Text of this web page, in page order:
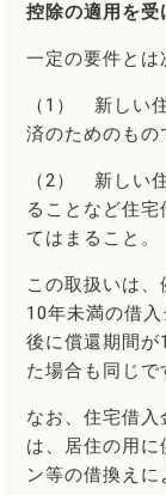
控除の適用を
一定の要件とは
（1） 新しい
済のためのもの
（2） 新しい
ることなど住
てはまること。
この取扱いは
10年未満の借
後に償還期間が
た場合も同じで
なお、住宅借
は、居住の用
ン等の借換えに